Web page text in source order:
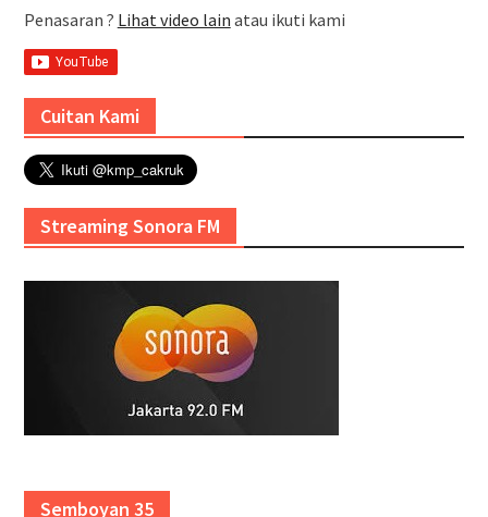
Penasaran ? Lihat video lain atau ikuti kami
Cuitan Kami
Streaming Sonora FM
Semboyan 35